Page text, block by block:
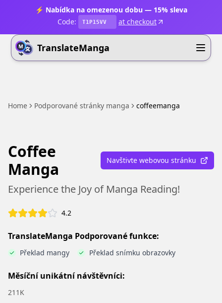
⚡ Nabídka na omezenou dobu — 15% sleva
Code:
T1P15VV at checkout
TranslateManga
Home Podporované stránky manga coffeemanga
Coffee
Manga
Navštivte webovou stránku
Experience the Joy of Manga Reading!
4.2
TranslateManga Podporované funkce:
Překlad mangy Překlad snímku obrazovky
Měsíční unikátní návštěvníci:
211K